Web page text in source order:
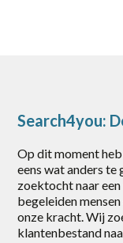
Search4you:
Op dit moment
eens wat anders te
zoektocht naar
begeleiden
onze kracht. Wij
klantenbestand
Heerde
Putten
Rotterdam